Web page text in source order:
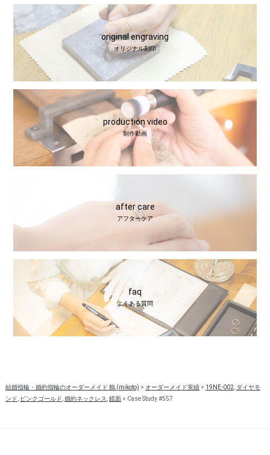
original engraving
オリジナル刻印
production video
制作動画
after care
アフターケア
faq
よくある質問
結婚指輪・婚約指輪のオーダーメイド 鶴 (mikoto) > オーダーメイド実績> 19NE-002, ダイヤモ
ンド, ピンクゴールド,婚約ネックレス,鏡面 > Case Study #557